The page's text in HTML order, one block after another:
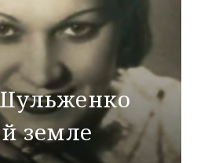
земле